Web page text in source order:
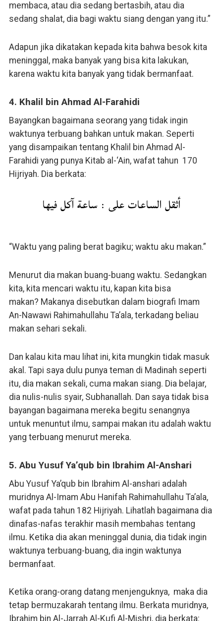
membaca, atau dia sedang bertasbih, atau dia
sedang shalat, dia bagi waktu siang dengan yang itu.”
Adapun jika dikatakan kepada kita bahwa besok kita
meninggal, maka banyak yang bisa kita lakukan,
karena waktu kita banyak yang tidak bermanfaat.
4. Khalil bin Ahmad Al-Farahidi
Bayangkan bagaimana seorang yang tidak ingin
waktunya terbuang bahkan untuk makan. Seperti
yang disampaikan tentang Khalil bin Ahmad Al-
Farahidi yang punya Kitab al-‘Ain, wafat tahun 170
Hijriyah. Dia berkata:
أثقل الساعات على : ساعة آكل فيها
“Waktu yang paling berat bagiku; waktu aku makan.”
Menurut dia makan buang-buang waktu. Sedangkan
kita, kita mencari waktu itu, kapan kita bisa
makan? Makanya disebutkan dalam biografi Imam
An-Nawawi Rahimahullahu Ta’ala, terkadang beliau
makan sehari sekali.
Dan kalau kita mau lihat ini, kita mungkin tidak masuk
akal. Tapi saya dulu punya teman di Madinah seperti
itu, dia makan sekali, cuma makan siang. Dia belajar,
dia nulis-nulis syair, Subhanallah. Dan saya tidak bisa
bayangan bagaimana mereka begitu senangnya
untuk menuntut ilmu, sampai makan itu adalah waktu
yang terbuang menurut mereka.
5. Abu Yusuf Ya’qub bin Ibrahim Al-Anshari
Abu Yusuf Ya’qub bin Ibrahim Al-anshari adalah
muridnya Al-Imam Abu Hanifah Rahimahullahu Ta’ala,
wafat pada tahun 182 Hijriyah. Lihatlah bagaimana dia
dinafas-nafas terakhir masih membahas tentang
ilmu. Ketika dia akan meninggal dunia, dia tidak ingin
waktunya terbuang-buang, dia ingin waktunya
bermanfaat.
Ketika orang-orang datang menjenguknya, maka dia
tetap bermuzakarah tentang ilmu. Berkata muridnya,
Ibrahim bin Al-Jarrah Al-Kufi Al-Mishri, dia berkata: